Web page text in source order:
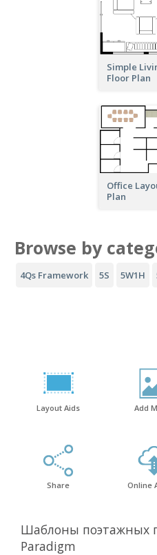
Simple
Floor Plan
Office
Plan
Browse by
4Qs Framework 5S 5W1H
Layout Aids Add
Share Online
Шаблоны поэтажных
Paradigm